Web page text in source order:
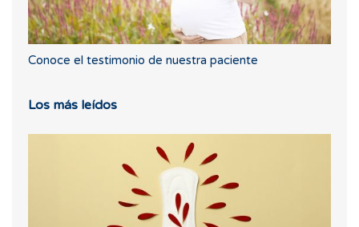
Conoce el testimonio de nuestra paciente
Los más leídos